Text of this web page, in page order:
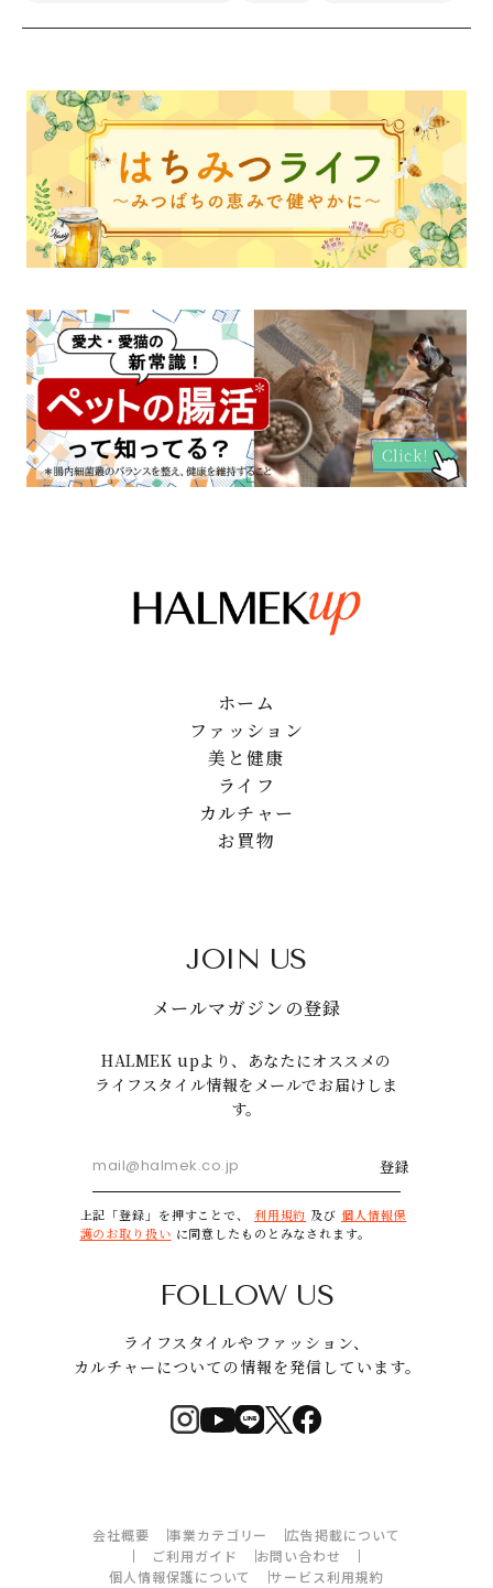
ホーム
ファッション
美と健康
ライフ
カルチャー
お買物
JOIN US
メールマガジンの登録
HALMEK upより、あなたにオススメの
ライフスタイル情報をメールでお届けしま
す。
登録
上記「登録」を押すことで、 利用規約 及び 個人情報保
護のお取り扱い に同意したものとみなされます。
FOLLOW US
ライフスタイルやファッション、
カルチャーについての情報を発信しています。
会社概要 事業カテゴリー
広告掲載について
ご利用ガイド
お問い合わせ
個人情報保護について
サービス利用規約